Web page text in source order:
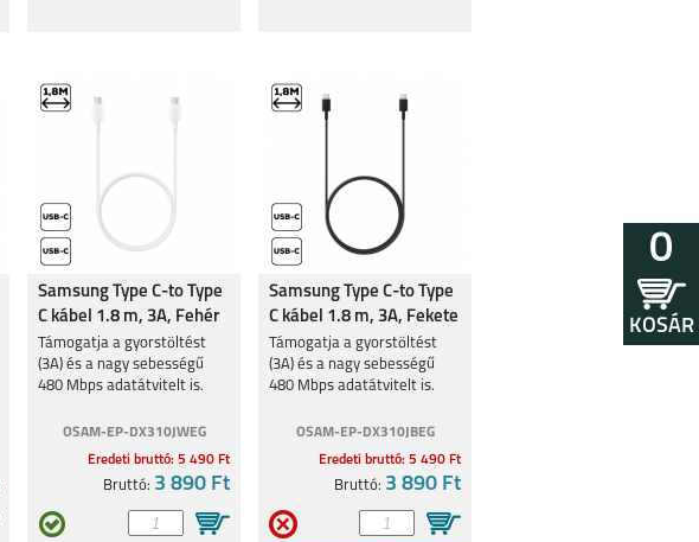
Samsung Type C-to Type
C kábel 1.8 m, 3A, Fehér
Támogatja a gyorstöltést
(3A) és a nagy sebességű
480 Mbps adatátvitelt is.
OSAM-EP-DX310JWEG
Eredeti bruttó: 5 490 Ft
Bruttó: 3 890 Ft
Samsung Type C-to Type
C kábel 1.8 m, 3A, Fekete
Támogatja a gyorstöltést
(3A) és a nagy sebességű
480 Mbps adatátvitelt is.
OSAM-EP-DX310JBEG
Eredeti bruttó: 5 490 Ft
Bruttó: 3 890 Ft
0
KOSÁR